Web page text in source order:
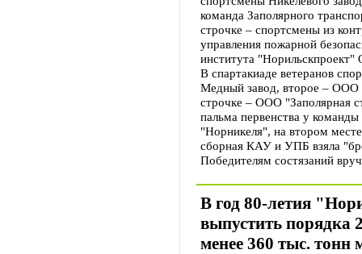
команда Заполярного
строчке – спортсмены из
управления пожарной
института
В спартакиаде ветеранов
Медный завод, второе – ООО
строчке – ООО "Заполярная
пальма первенства у
"Норникеля", на втором
сборная КАУ и УПБ взяла
Победителям состязаний
В год 80-летия
выпустить порядка
менее 360 тыс. тонн